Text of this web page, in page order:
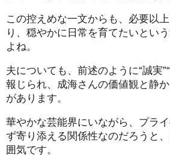
この控えめな一文からも、必要以
り、穏やかに日常を育てたいとい
よね。
夫についても、前述のように“誠実
報じられ、成海さんの価値観と静
があります。
華やかな芸能界にいながら、プラ
ず寄り添える関係性なのだろうと
囲気です。